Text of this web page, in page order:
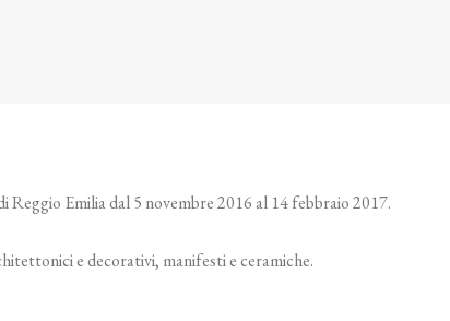
Emilia dal 5 novembre 2016 al 14 febbraio 2017.
e decorativi, manifesti e ceramiche.